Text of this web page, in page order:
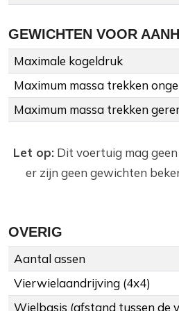
GEWICHTEN VOOR
Maximale kogeldruk
Maximum massa trekken
Maximum massa trekken
Let op:Dit voertuig mag
er zijn geen gewichten
OVERIG
Aantal assen
Vierwielaandrijving (4x4)
Wielbasis (afstand tussen de